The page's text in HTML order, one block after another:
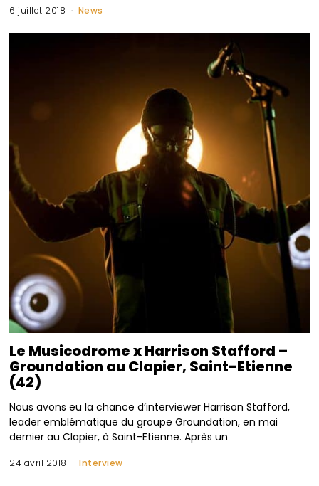
6 juillet 2018 News
Le Musicodrome x Harrison Stafford –
Groundation au Clapier, Saint-Etienne
(42)
Nous avons eu la chance d’interviewer Harrison Stafford,
leader emblématique du groupe Groundation, en mai
dernier au Clapier, à Saint-Etienne. Après un
24 avril 2018 Interview